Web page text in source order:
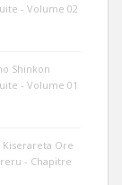
- Volume 02
Shinkon
- Volume 01
Kiserareta Ore
- Chapitre